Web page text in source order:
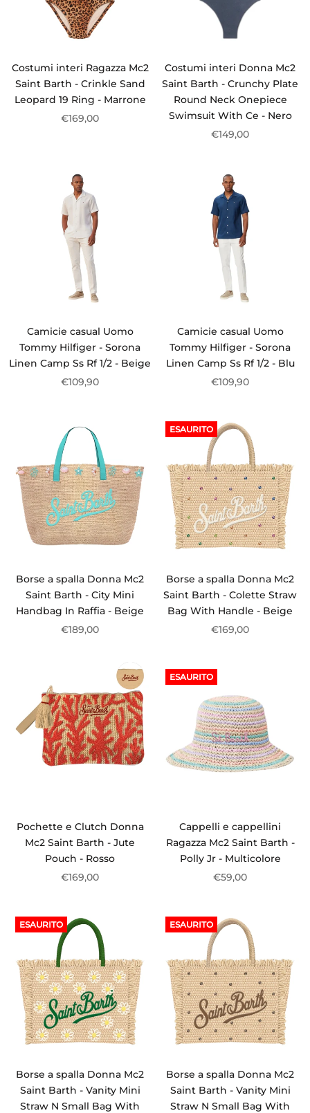
Costumi interi Ragazza Mc2
Saint Barth - Crinkle Sand
Leopard 19 Ring - Marrone
€169,00
Costumi interi Donna Mc2
Saint Barth - Crunchy Plate
Round Neck Onepiece
Swimsuit With Ce - Nero
€149,00
Camicie casual Uomo
Tommy Hilfiger - Sorona
Linen Camp Ss Rf 1/2 - Beige
€109,90
Camicie casual Uomo
Tommy Hilfiger - Sorona
Linen Camp Ss Rf 1/2 - Blu
€109,90
Borse a spalla Donna Mc2
Saint Barth - City Mini
Handbag In Raffia - Beige
€189,00
ESAURITO
Borse a spalla Donna Mc2
Saint Barth - Colette Straw
Bag With Handle - Beige
€169,00
Pochette e Clutch Donna
Mc2 Saint Barth - Jute
Pouch - Rosso
€169,00
ESAURITO
Cappelli e cappellini
Ragazza Mc2 Saint Barth -
Polly Jr - Multicolore
€59,00
ESAURITO
Borse a spalla Donna Mc2
Saint Barth - Vanity Mini
Straw N Small Bag With
ESAURITO
Borse a spalla Donna Mc2
Saint Barth - Vanity Mini
Straw N Small Bag With